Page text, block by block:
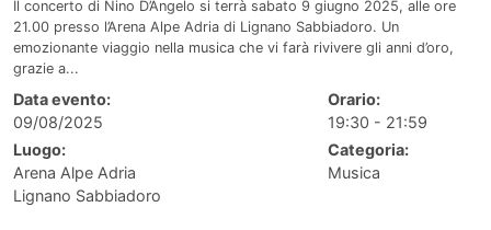
Il concerto di Nino D’Angelo si terrà sabato 9 giugno 2025, alle ore
21.00 presso l’Arena Alpe Adria di Lignano Sabbiadoro. Un
emozionante viaggio nella musica che vi farà rivivere gli anni d’oro,
grazie a...
Data evento:
09/08/2025
Orario:
19:30 - 21:59
Luogo:
Arena Alpe Adria
Lignano Sabbiadoro
Categoria:
Musica